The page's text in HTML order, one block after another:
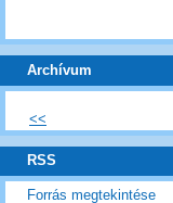
Archívum
<<
RSS
Forrás megtekintése